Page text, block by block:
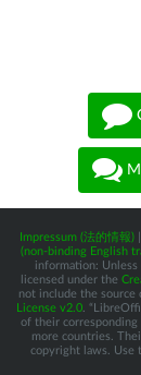
Impressum (法的情報)
(non-binding English
information:
licensed under the
not include the source
License v2.0 .
of their corresponding
more countries.
copyright laws. Use